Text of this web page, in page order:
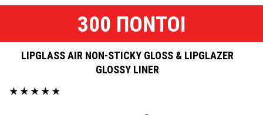
300 ΠΟΝΤΟΙ
LIPGLASS AIR NON-STICKY GLOSS & LIPGLAZER
GLOSSY LINER